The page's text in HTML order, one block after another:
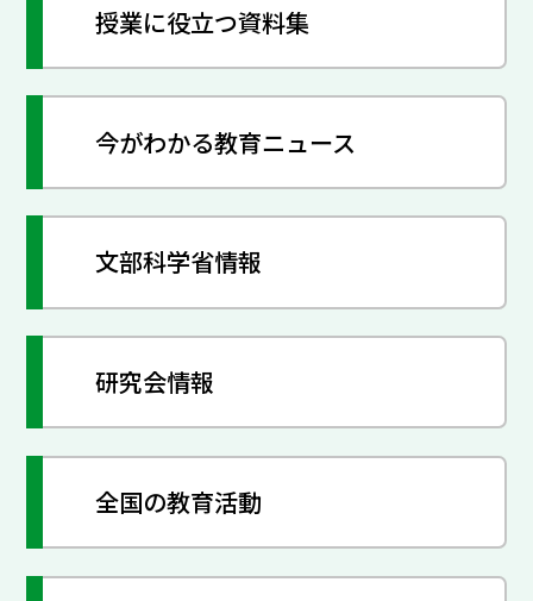
授業に役立つ資料集
今がわかる教育ニュース
文部科学省情報
研究会情報
全国の教育活動